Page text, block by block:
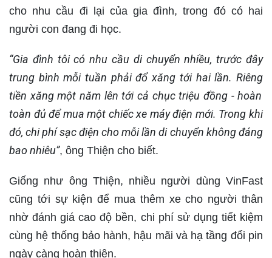
cho nhu cầu đi lại của gia đình, trong đó có hai
người con đang đi học.
“Gia đình tôi có nhu cầu di chuyển nhiều, trước đây
trung bình mỗi tuần phải đổ xăng tới hai lần. Riêng
tiền xăng một năm lên tới cả chục triệu đồng - hoàn
toàn đủ để mua một chiếc xe máy điện mới. Trong khi
đó, chi phí sạc điện cho mỗi lần di chuyển khôngđáng
bao nhiêu”, ông Thiện cho biết.
Giống như ông Thiện, nhiều người dùng VinFast
cũng tới sự kiện để mua thêm xe cho người thân
nhờ đánh giá cao độ bền, chi phí sử dụng tiết kiệm
cùng hệ thống bảo hành, hậu mãi và hạ tầng đổi pin
ngày càng hoàn thiện.